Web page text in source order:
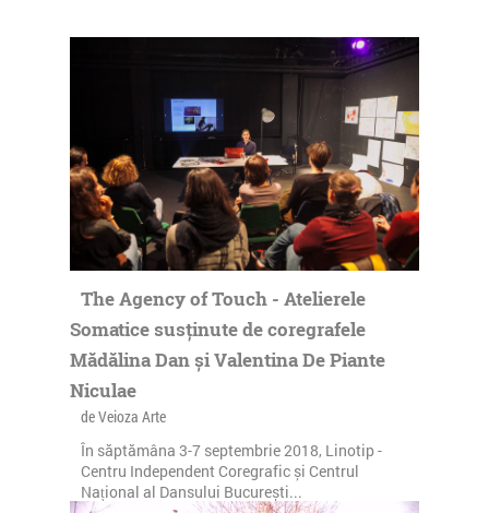
The Agency of Touch - Atelierele
Somatice susținute de coregrafele
Mădălina Dan și Valentina De Piante
Niculae
de Veioza Arte
În săptămâna 3-7 septembrie 2018, Linotip -
Centru Independent Coregrafic și Centrul
Național al Dansului București...